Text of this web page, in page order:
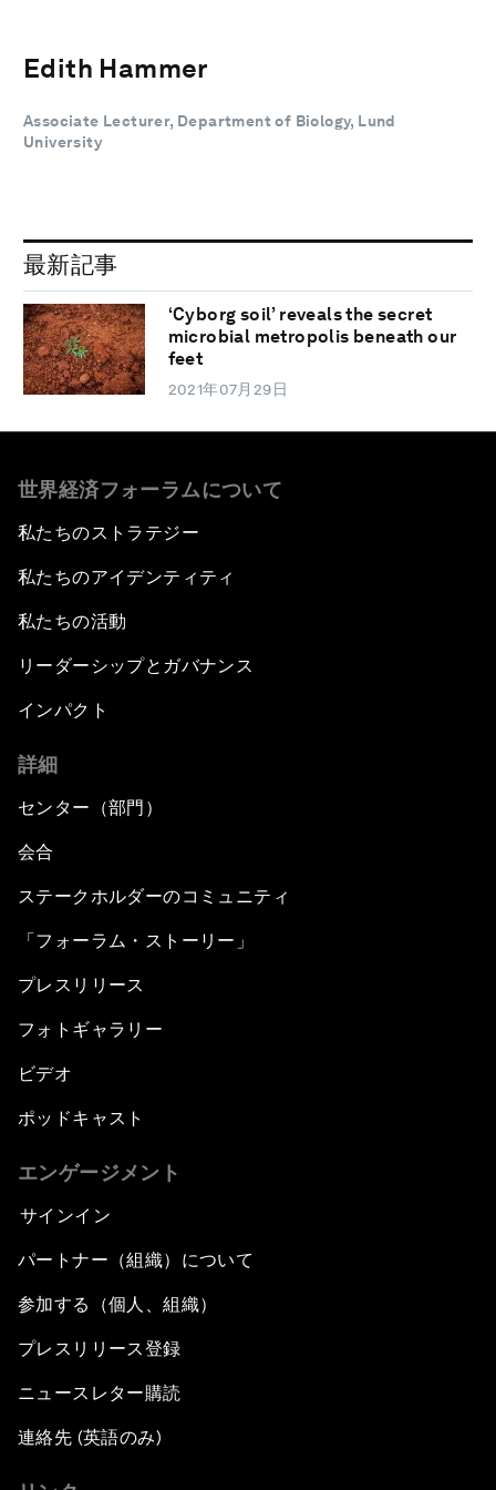
Edith Hammer
Associate Lecturer, Department of Biology, Lund
University
最新記事
‘Cyborg soil’ reveals the secret
microbial metropolis beneath our
feet
2021年07月29日
世界経済フォーラムについて
私たちのストラテジー
私たちのアイデンティティ
私たちの活動
リーダーシップとガバナンス
インパクト
詳細
センター（部門）
会合
ステークホルダーのコミュニティ
「フォーラム・ストーリー」
プレスリリース
フォトギャラリー
ビデオ
ポッドキャスト
エンゲージメント
サインイン
パートナー（組織）について
参加する（個人、組織）
プレスリリース登録
ニュースレター購読
連絡先 (英語のみ)